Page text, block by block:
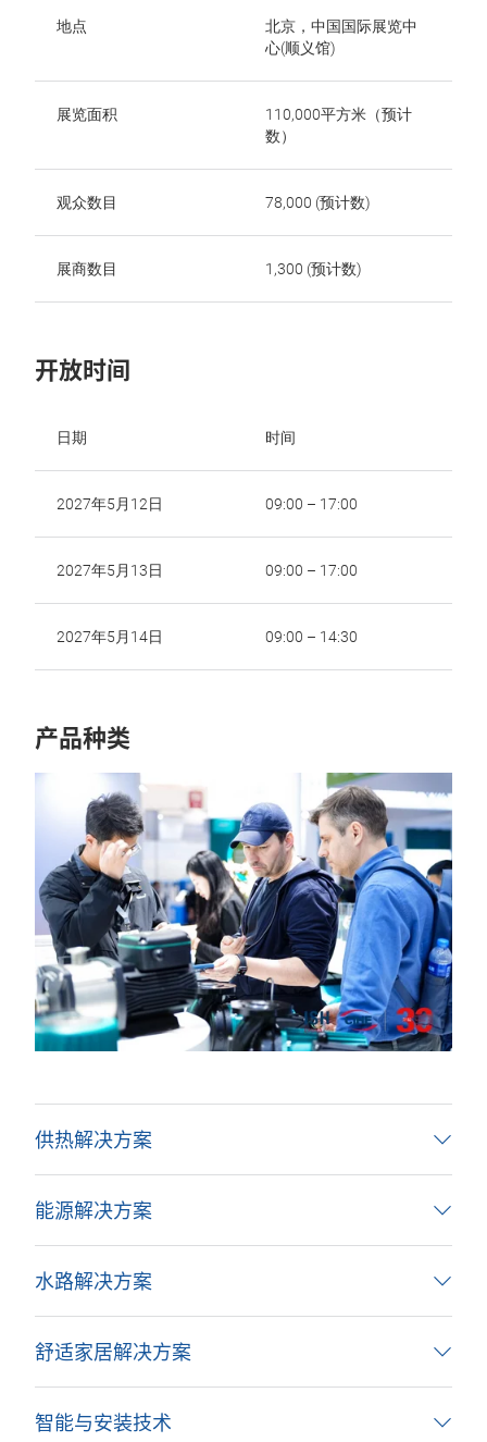
地点
北京，中国国际展览中
心(顺义馆)
展览面积
110,000平方米（预计
数）
观众数目 78,000 (预计数)
展商数目 1,300 (预计数)
开放时间
日期 时间
2027年5月12日 09:00 – 17:00
2027年5月13日 09:00 – 17:00
2027年5月14日 09:00 – 14:30
产品种类
供热解决方案
能源解决方案
水路解决方案
舒适家居解决方案
智能与安装技术